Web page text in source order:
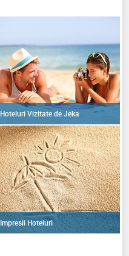
Hoteluri Vizitate de Jeka
Impresii Hoteluri